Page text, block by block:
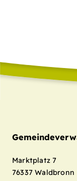
Marktplatz 7
76337 Waldbronn